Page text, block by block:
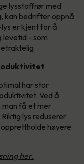
lysstoffrør med
kan bedrifter oppnå
er kjent for å
levetid - som
har stor
Ved å
man få et mer
lys reduserer
høyere
her.